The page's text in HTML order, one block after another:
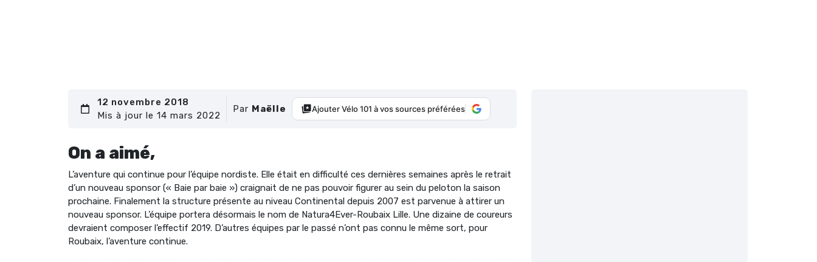
12 novembre 2018
Mis à jour le 14 mars 2022
Par Maëlle Ajouter Vélo 101 à vos sources préférées
On a aimé,
L’aventure qui continue pour l’équipe nordiste. Elle était en difficulté ces dernières semaines après le retrait
d’un nouveau sponsor (« Baie par baie ») craignait de ne pas pouvoir figurer au sein du peloton la saison
prochaine. Finalement la structure présente au niveau Continental depuis 2007 est parvenue à attirer un
nouveau sponsor. L’équipe portera désormais le nom de Natura4Ever-Roubaix Lille. Une dizaine de coureurs
devraient composer l’effectif 2019. D’autres équipes par le passé n’ont pas connu le même sort, pour
Roubaix, l’aventure continue.